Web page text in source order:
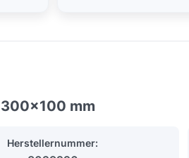
mm
Herstellernummer: